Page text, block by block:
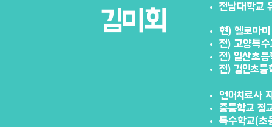
김미회 전남대학교
현) 헬로마
전) 고양특
전) 일산초
전) 경인초
언어치료사
중등학교 정
특수학교(초